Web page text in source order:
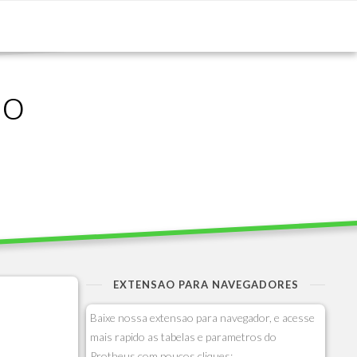
EXTENSAO PARA NAVEGADORES
Baixe nossa extensao para navegador, e acesse
mais rapido as tabelas e parametros do